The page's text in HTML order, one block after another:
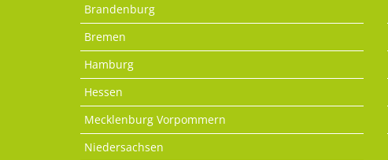
Brandenburg
Bremen
Hamburg
Hessen
Mecklenburg Vorpommern
Niedersachsen